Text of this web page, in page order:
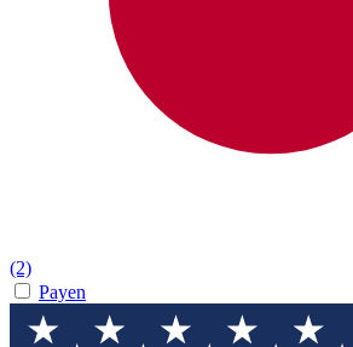
(2)
Payen